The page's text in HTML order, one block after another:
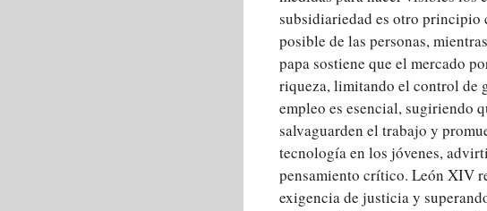
subsidiariedad es otro principio
posible de las personas,
papa sostiene que el mercado
riqueza, limitando el control de
empleo es esencial, sugiriendo
salvaguarden el trabajo y
tecnología en los jóvenes,
pensamiento crítico. León XIV
exigencia de justicia y